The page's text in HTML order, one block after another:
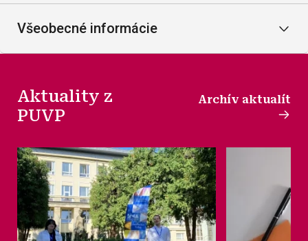
Všeobecné informácie
Aktuality z
PUVP
Archív aktualít